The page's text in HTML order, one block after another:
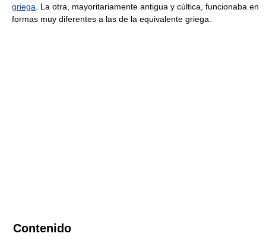
griega . La otra, mayoritariamente antigua y cúltica, funcionaba en
formas muy diferentes a las de la equivalente griega.
Contenido